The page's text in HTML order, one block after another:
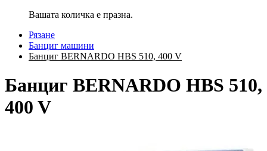
Вашата количка е празна.
Рязане
Банциг машини
Банциг BERNARDO HBS 510, 400 V
Банциг BERNARDO HBS 510,
400 V